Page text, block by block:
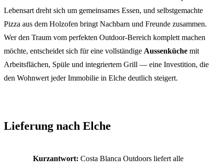
Lebensart dreht sich um gemeinsames Essen, und selbstgemachte
Pizza aus dem Holzofen bringt Nachbarn und Freunde zusammen.
Wer den Traum vom perfekten Outdoor-Bereich komplett machen
möchte, entscheidet sich für eine vollständige Aussenküche mit
Arbeitsflächen, Spüle und integriertem Grill — eine Investition, die
den Wohnwert jeder Immobilie in Elche deutlich steigert.
Lieferung nach Elche
Kurzantwort: Costa Blanca Outdoors liefert alle